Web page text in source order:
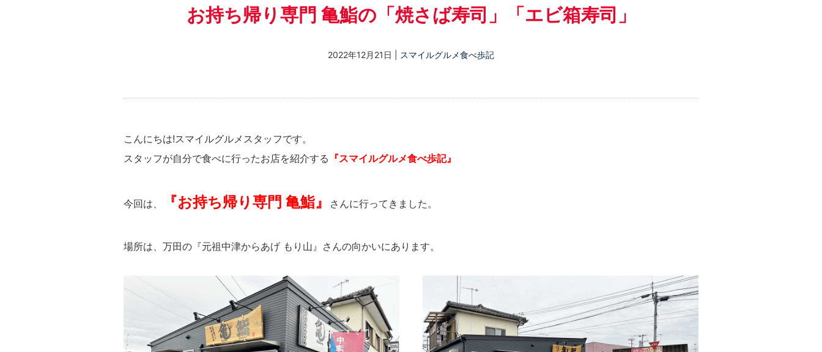
お持ち帰り専門 亀鮨の「焼さば寿司」「エビ箱寿司」
2022年12月21日 スマイルグルメ食べ歩記
こんにちは!スマイルグルメスタッフです。
スタッフが自分で食べに行ったお店を紹介する 『スマイルグルメ食べ歩記』
今回は、 『お持ち帰り専門 亀鮨』 さんに行ってきました。
場所は、万田の『元祖中津からあげ もり山』さんの向かいにあります。